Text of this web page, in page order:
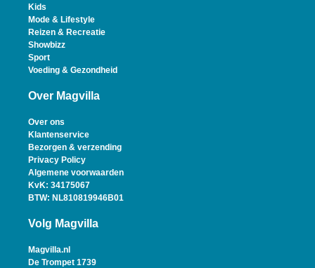
Kids
Mode & Lifestyle
Reizen & Recreatie
Showbizz
Sport
Voeding & Gezondheid
Over Magvilla
Over ons
Klantenservice
Bezorgen & verzending
Privacy Policy
Algemene voorwaarden
KvK: 34175067
BTW: NL810819946B01
Volg Magvilla
Magvilla.nl
De Trompet 1739